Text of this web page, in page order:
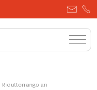
Riduttori angolari